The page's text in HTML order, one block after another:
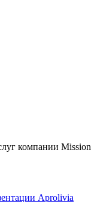
компании Mission